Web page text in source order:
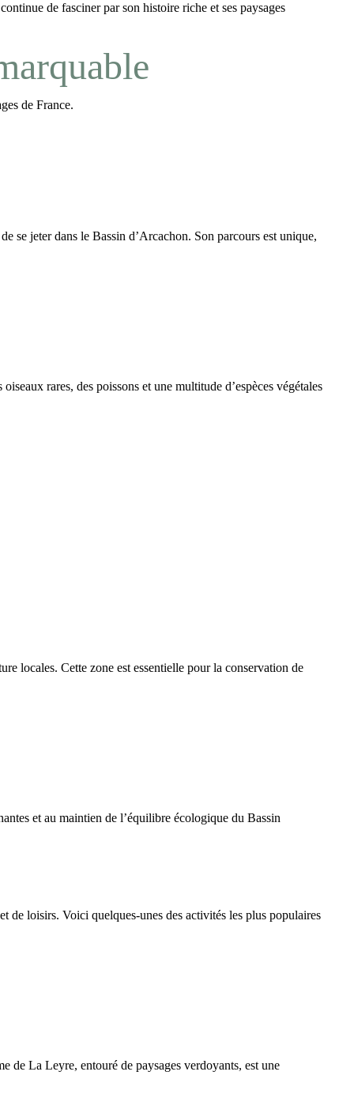
de fasciner par son histoire riche et ses paysages
de France.
se jeter dans le Bassin d’Arcachon. Son parcours est unique,
rares, des poissons et une multitude d’espèces végétales
locales. Cette zone est essentielle pour la conservation de
et au maintien de l’équilibre écologique du Bassin
de loisirs. Voici quelques-unes des activités les plus populaires
de La Leyre, entouré de paysages verdoyants, est une